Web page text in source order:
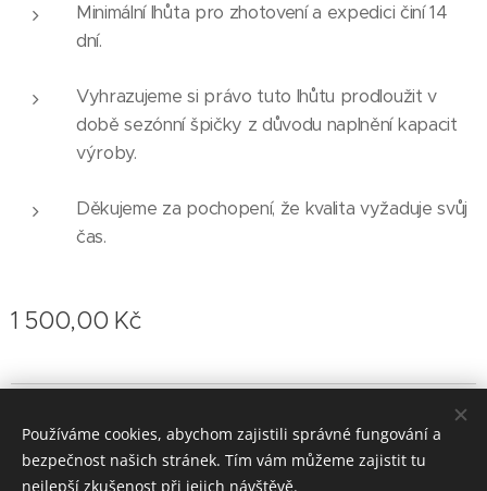
Minimální lhůta pro zhotovení a expedici činí 14
dní.
Vyhrazujeme si právo tuto lhůtu prodloužit v
době sezónní špičky z důvodu naplnění kapacit
výroby.
Děkujeme za pochopení, že kvalita vyžaduje svůj
čas.
1 500,00 Kč
Designed and build by PS.Custom
Cookies
Používáme cookies, abychom zajistili správné fungování a
bezpečnost našich stránek. Tím vám můžeme zajistit tu
nejlepší zkušenost při jejich návštěvě.